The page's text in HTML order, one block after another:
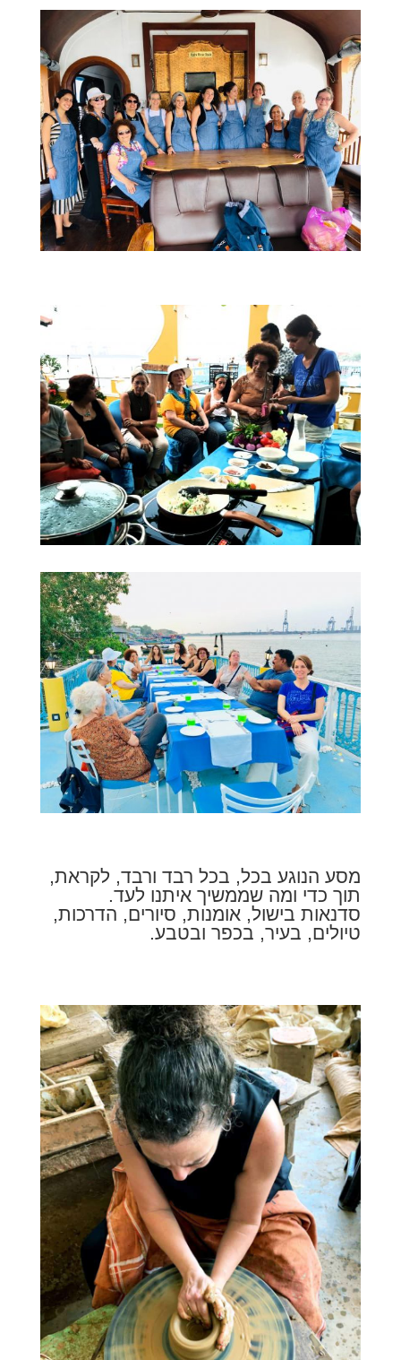
מסע הנוגע בכל, בכל רבד ורבד, לקראת,
תוך כדי ומה שממשיך איתנו לעד.
סדנאות בישול, אומנות, סיורים, הדרכות,
טיולים, בעיר, בכפר ובטבע.